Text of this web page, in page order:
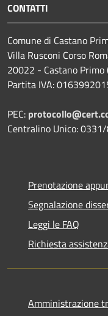
CONTATTI
Comune di Castano
Villa Rusconi Corso
20022 - Castano Primo
Partita IVA:
PEC:
Centralino Unico:
Prenotazione
Segnalazione
Leggi le FAQ
Richiesta
Amministrazione